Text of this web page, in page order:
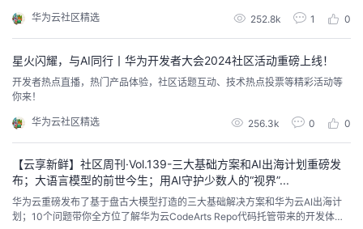
客
论
坛
的
圈
子
我
的
直
我
的
动
我
关
注
我
的
课
程
我
的
认
证
我
的
实
验
我
的
收
的
技
术
持
我
的
云
建
议
华为云社区精选 252.8k 1 0
星火闪耀，与AI同行丨华为开发者大会2024社区活动重磅上线！
开发者热点直播，热门产品体验，社区话题互动、技术热点投票等精彩活动等
你来！
华为云社区精选 256.3k 0 0
【云享新鲜】社区周刊·Vol.139-三大基础方案和AI出海计划重磅发
布；大语言模型的前世今生；用AI守护少数人的“视界”...
华为云重磅发布了基于盘古大模型打造的三大基础解决方案和华为云AI出海计
划；10个问题带你全方位了解华为云CodeArts Repo代码托管带来的开发体